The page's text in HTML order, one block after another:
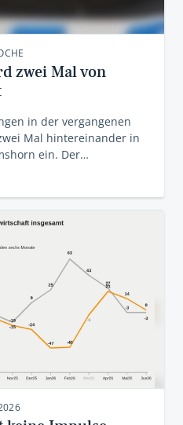
zwei Mal von
in der vergangenen
Mal hintereinander in
ein. Der…